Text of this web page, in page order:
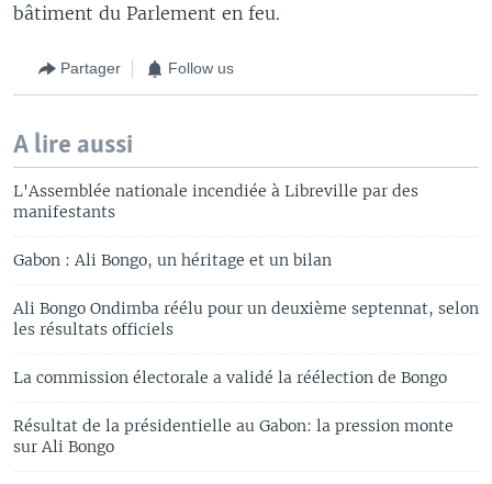
bâtiment du Parlement en feu.
Partager Follow us
A lire aussi
L'Assemblée nationale incendiée à Libreville par des
manifestants
Gabon : Ali Bongo, un héritage et un bilan
Ali Bongo Ondimba réélu pour un deuxième septennat, selon
les résultats officiels
La commission électorale a validé la réélection de Bongo
Résultat de la présidentielle au Gabon: la pression monte
sur Ali Bongo